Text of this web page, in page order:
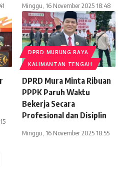
Minggu, 16 November 2025 18:48
DPRD MURUNG RAYA
KALIMANTAN TENGAH
DPRD Mura Minta Ribuan
PPPK Paruh Waktu
Bekerja Secara
Profesional dan Disiplin
Minggu, 16 November 2025 18:55